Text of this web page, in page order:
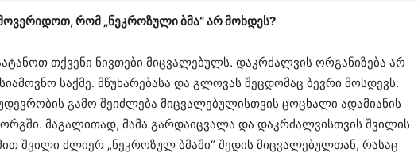
რომ „ნეკროზული ბმა“ არ მოხდეს?
თქვენი ნივთები მიცვალებულს. დაკრძალვის ორგანიზება არ
საქმე. მწუხარებასა და გლოვას შეცდომაც ბევრი მოსდევს.
გამო შეიძლება მიცვალებულისთვის ცოცხალი ადამიანის
მაგალითად, მამა გარდაიცვალა და დაკრძალვისთვის შვილის
შვილი ძლიერ „ნეკროზულ ბმაში“ შედის მიცვალებულთან, რასაც